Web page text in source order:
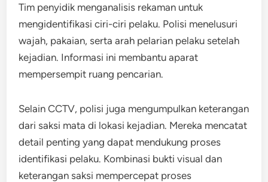
Tim penyidik menganalisis rekaman untuk
mengidentifikasi ciri-ciri pelaku. Polisi menelusuri
wajah, pakaian, serta arah pelarian pelaku setelah
kejadian. Informasi ini membantu aparat
mempersempit ruang pencarian.
Selain CCTV, polisi juga mengumpulkan keterangan
dari saksi mata di lokasi kejadian. Mereka mencatat
detail penting yang dapat mendukung proses
identifikasi pelaku. Kombinasi bukti visual dan
keterangan saksi mempercepat proses